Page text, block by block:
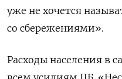
уже не хочется
со сбережениями».
Расходы населения в